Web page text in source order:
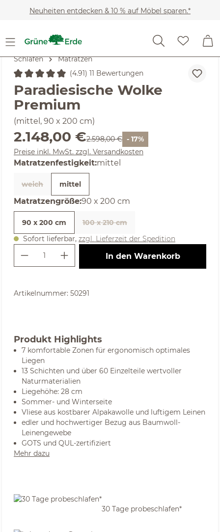
Zum Hauptinhalt springen
Neuheiten entdecken & 10 % auf Möbel sparen.*
Schlafen Matratzen
Durchschnittliche Bewertung von 4.91 von 5 Sternen
(4.91) 11 Bewertungen
Paradiesische Wolke
Premium
(mittel, 90 x 200 cm)
Verkaufspreis:
2.148,00 €Regulärer Preis:
2.598,00 € - 17%
Preise inkl. MwSt. zzgl. Versandkosten
Matratzenfestigkeitauswählen
:mittel
weich mittel
Matratzengrößeauswählen
:90 x 200 cm
90 x 200 cm
100 x 210 cm
Sofort lieferbar, zzgl. Lieferzeit der Spedition
Produkt Anzahl: Gib den
In den Warenkorb
Artikelnummer: 50291
Produkt Highlights
7 komfortable Zonen für ergonomisch optimales
Liegen
13 Schichten und über 60 Einzelteile wertvoller
Naturmaterialien
Liegehöhe: 28 cm
Sommer- und Winterseite
Vliese aus kostbarer Alpakawolle und luftigem Leinen
edler und hochwertiger Bezug aus Baumwoll-
Leinengewebe
GOTS und QUL-zertifiziert
Mehr dazu
30 Tage probeschlafen*